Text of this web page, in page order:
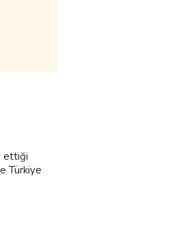
ettiği
Türkiye